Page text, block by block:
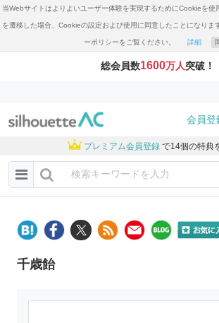
当Webサイトはよりよいユーザー体験を実現するためにCookieを使
を遷移した場合、Cookieの設定および使用に同意したことになりま
ーポリシーをご覧ください。 詳細
総会員数1600万人突破！
会員登
プレミアム会員登録 で14個の特典
千歳飴